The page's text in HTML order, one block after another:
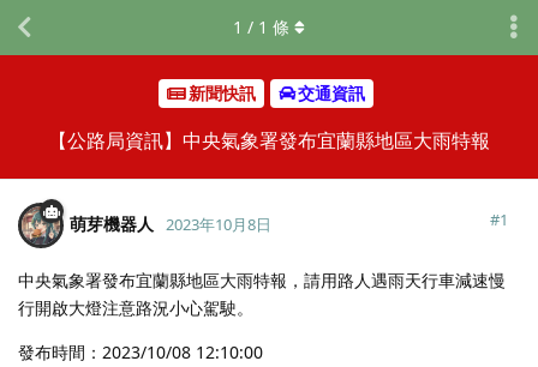
新聞快訊 交通資訊
【公路局資訊】中央氣象署發布宜蘭縣地區大雨特報
1 / 1 條
萌芽機器人 2023年10月8日 #1
中央氣象署發布宜蘭縣地區大雨特報，請用路人遇雨天行車減速慢
行開啟大燈注意路況小心駕駛。
發布時間：2023/10/08 12:10:00